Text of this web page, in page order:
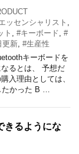
ッセンシャリスト ,
ト , #キーボード, #
更新, #生産性
キーボードを
るとは、 予想だ
入理由としては、
たかった B …
きるようにな